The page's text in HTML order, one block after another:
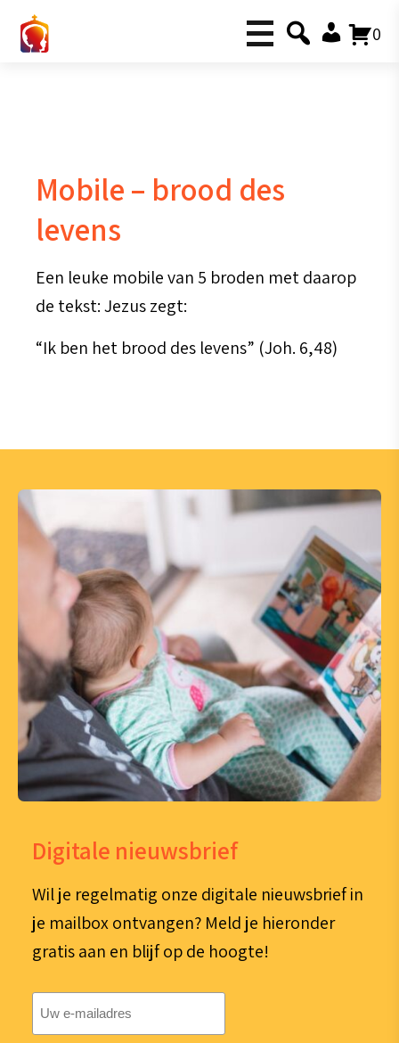
0
Mobile – brood des
levens
Een leuke mobile van 5 broden met daarop
de tekst: Jezus zegt:
“Ik ben het brood des levens” (Joh. 6,48)
Digitale nieuwsbrief
Wil je regelmatig onze digitale nieuwsbrief in
je mailbox ontvangen? Meld je hieronder
gratis aan en blijf op de hoogte!
mailadres